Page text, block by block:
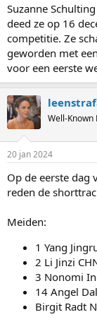
Suzanne
deed ze op 16
competitie. Ze
geworden met
voor een eerste
Well-
20 jan 2024
Op de eerste dag
reden de
Meiden:
1 Yang
2 Li Jinzi
3 Nonomi
14 Angel
Birgit Radt